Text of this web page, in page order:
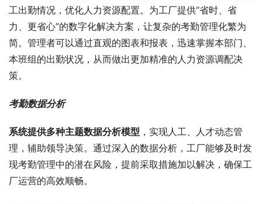
工出勤情况，优化人力资源配置。为工厂提供“省时、省
力、更省心”的数字化解决方案，让复杂的考勤管理化繁为
简。管理者可以通过直观的图表和报表，迅速掌握本部门、
本班组的出勤状况，从而做出更加精准的人力资源调配决
策。
考勤数据分析
系统提供多种主题数据分析模型 ，实现人工、人才动态管
理，辅助领导决策。通过深入的数据分析，工厂能够及时发
现考勤管理中的潜在风险，提前采取措施加以解决，确保工
厂运营的高效顺畅。